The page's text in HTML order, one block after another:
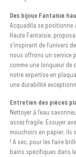
Des bijoux Fantaisie
Acquadila se positionne
Haute Fantaisie,
s’inspirant de l’univers
nous offrons un service
comme une longueur de
notre expertise en
une durabilité
Entretien des pièces
Nettoyer à l’eau
assez fragile. Essuyer
mouchoirs en papier, ils
! A sec, pour les faire
bains spécifiques dans